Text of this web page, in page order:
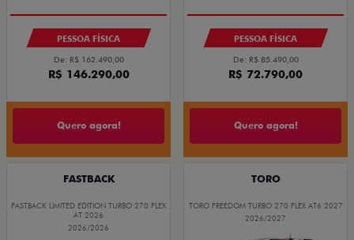
PESSOA FÍSICA
De: R$ 162.490,00
R$ 146.290,00
Quero agora!
PESSOA FÍSICA
De: R$ 85.490,00
R$ 72.790,00
Quero agora!
FASTBACK
FASTBACK LIMITED EDITION TURBO 270 FLEX
AT 2026
2026/2026
TORO
TORO FREEDOM TURBO 270 FLEX AT6 2027
2026/2027